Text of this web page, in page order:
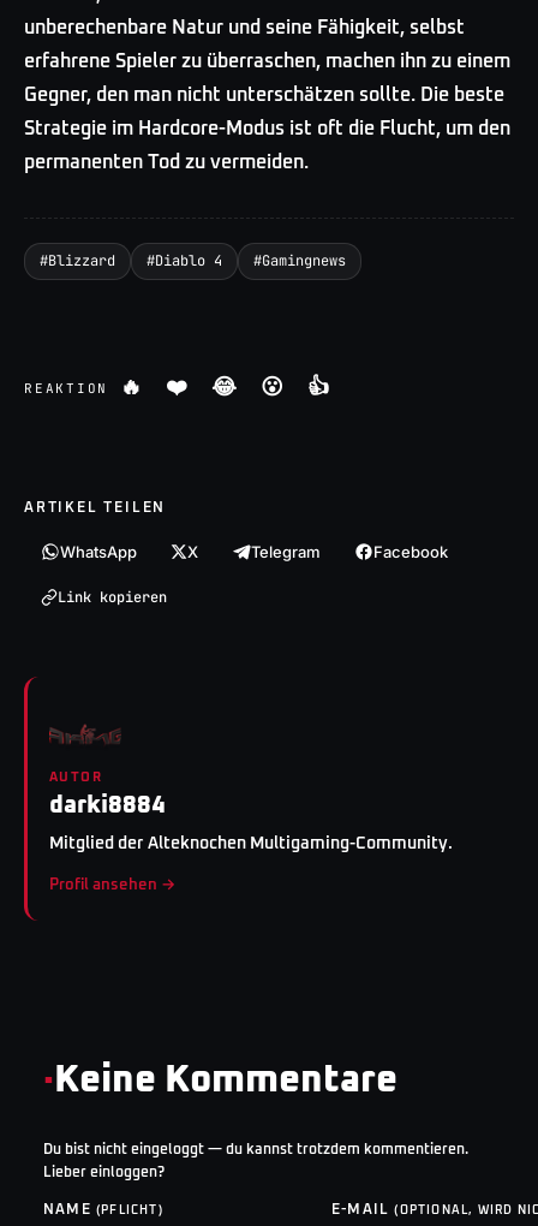
unberechenbare Natur und seine Fähigkeit, selbst
erfahrene Spieler zu überraschen, machen ihn zu einem
Gegner, den man nicht unterschätzen sollte. Die beste
Strategie im Hardcore-Modus ist oft die Flucht, um den
permanenten Tod zu vermeiden.
#Blizzard #Diablo 4 #Gamingnews
REAKTION 🔥 ❤️ 😂 😮 👍
ARTIKEL TEILEN
WhatsApp X Telegram Facebook
Link kopieren
AUTOR
darki8884
Mitglied der Alteknochen Multigaming-Community.
Profil ansehen →
· Keine Kommentare
Du bist nicht eingeloggt — du kannst trotzdem kommentieren.
Lieber einloggen?
NAME (PFLICHT) E-MAIL(OPTIONAL, WIRD